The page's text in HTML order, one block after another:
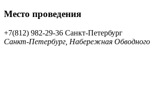
Место проведения
+7(812) 982-29-36 Санкт-Петербург
Санкт-Петербург, Набережная Обводного